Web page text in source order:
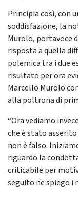
Principia così, con
soddisfazione, la
Murolo, portavoce
risposta a quella
polemica tra i due
risultato per ora
Marcello Murolo
alla poltrona di
“Ora vediamo
che è stato
non è falso.
riguardo la
criticabile per
seguito ne spiego i